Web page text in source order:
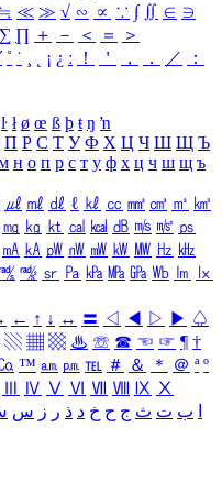
≒ ≪ ≫ √ ∽ ∝ ∵ ∫ ∬ ∈ ∋
∑ ∏ ＋ － ＜ ＝
＞
˚ ˙ ¸ ¡ ¿ ː ！ ＇ ， ． ／
：
ŀ ł ø œ ß þ ŧ ŋ ŉ
П Р С Т У Ф Х Ц Ч Ш Щ Ъ
н о п р с т у ф х ц ч ш щ ъ
㎕ ㎖ ㎗ ℓ ㎘ ㏄ ㎣ ㎤ ㎥ ㎦
㎎ ㎏ ㏏ ㎈ ㎉ ㏈ ㎧ ㎨ ㎰
㎃ ㎄ ㎺ ㎻ ㎽ ㎾ ㎿ ㎐ ㎑
㎯ ㏛ ㎩ ㎪ ㎫ ㎬ ㏝ ㏐
㏓
← ↑ ↓ ↔ 〓 ◁ ◀ ▷ ▶ ♤
▧ ▦ ▩ ♨ ☏ ☎ ☜ ☞ ¶ †
™ ㏂ ㏘ ℡ ＃ ＆ ＊ ＠ ª º
Ⅳ Ⅴ Ⅵ Ⅶ Ⅷ Ⅸ Ⅹ
ب ت ث ج ح خ د ذ ر ز س